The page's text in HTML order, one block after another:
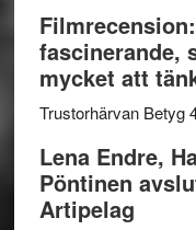
fascinerande,
mycket att
Trustorhärvan Betyg
Lena Endre,
Pöntinen
Artipelag